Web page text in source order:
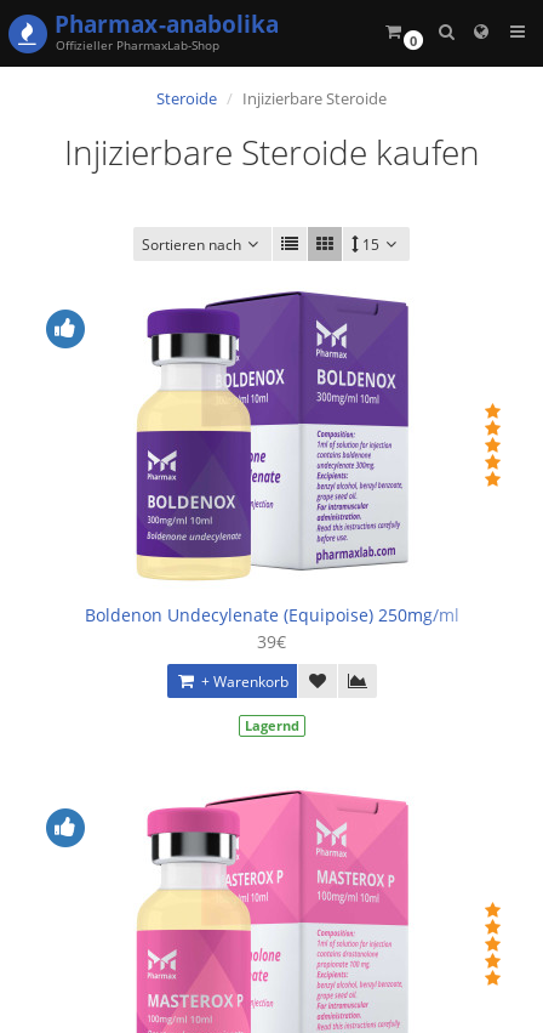
0
Pharmax-anabolika
Offizieller PharmaxLab-Shop
Steroide Injizierbare Steroide
Injizierbare Steroide kaufen
Sortieren nach 15
Boldenon Undecylenate (Equipoise) 250mg/ml
39€
+ Warenkorb
Lagernd